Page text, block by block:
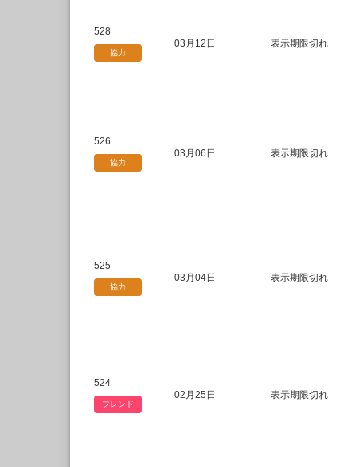
528
協力
03月12日 表示期限切れ
526
協力
03月06日 表示期限切れ
525
協力
03月04日 表示期限切れ
524
フレンド
02月25日 表示期限切れ